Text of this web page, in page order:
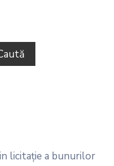
licitație a bunurilor